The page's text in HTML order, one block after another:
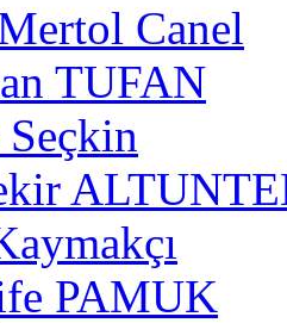
Canel
TUFAN
PAMUK